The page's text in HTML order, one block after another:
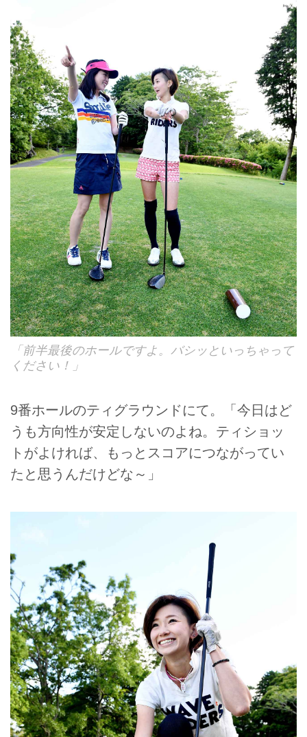
「前半最後のホールですよ。バシッといっちゃって
ください！」
9番ホールのティグラウンドにて。「今日はど
うも方向性が安定しないのよね。ティショッ
トがよければ、もっとスコアにつながってい
たと思うんだけどな～」